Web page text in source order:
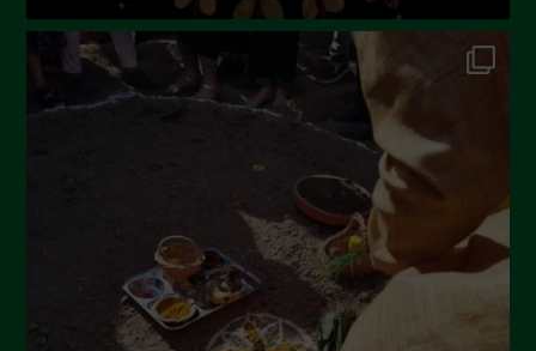
Novembre 2022
Ottobre 2022
Settembre 2022
Aprile 2022
Marzo 2022